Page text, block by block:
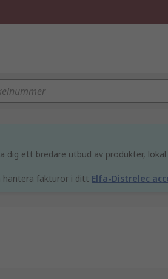
dig ett bredare utbud av produkter,
hantera fakturor i ditt Elfa-Distrelec